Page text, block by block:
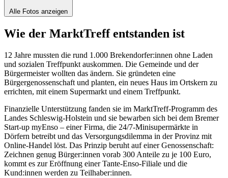
Alle Fotos anzeigen
Wie der MarktTreff entstanden ist
12 Jahre mussten die rund 1.000 Brekendorfer:innen ohne Laden
und sozialen Treffpunkt auskommen. Die Gemeinde und der
Bürgermeister wollten das ändern. Sie gründeten eine
Bürgergenossenschaft und planten, ein neues Haus im Ortskern zu
errichten, mit einem Supermarkt und einem Treffpunkt.
Finanzielle Unterstützung fanden sie im MarktTreff-Programm des
Landes Schleswig-Holstein und sie bewarben sich bei dem Bremer
Start-up myEnso – einer Firma, die 24/7-Minisupermärkte in
Dörfern betreibt und das Versorgungsdilemma in der Provinz mit
Online-Handel löst. Das Prinzip beruht auf einer Genossenschaft:
Zeichnen genug Bürger:innen vorab 300 Anteile zu je 100 Euro,
kommt es zur Eröffnung einer Tante-Enso-Filiale und die
Kund:innen werden zu Teilhaber:innen.